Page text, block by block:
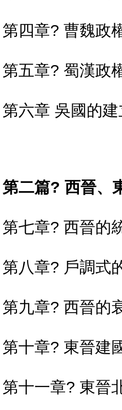
第四章? 曹魏政
第五章? 蜀漢政
第六章 吳國的
第二篇? 西晉、
第七章? 西晉的
第八章? 戶調式
第九章? 西晉的
第十章? 東晉建
第十一章? 東晉